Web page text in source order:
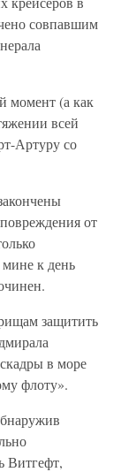
совпавшим
момент (а как
всей
Артуру со
от
к день
защитить
в море
флоту».
Витгефт,